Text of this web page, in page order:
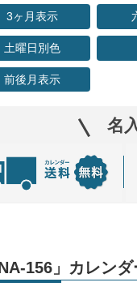
3ヶ月表示
土曜日別色
前後月表示
名
NA-156」カレン